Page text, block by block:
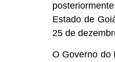
Estado de
25 de
O Governo do